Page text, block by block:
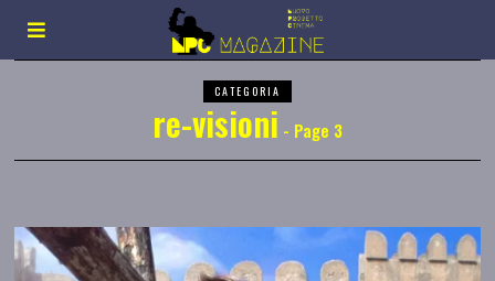
CATEGORIA
re-visioni - Page 3